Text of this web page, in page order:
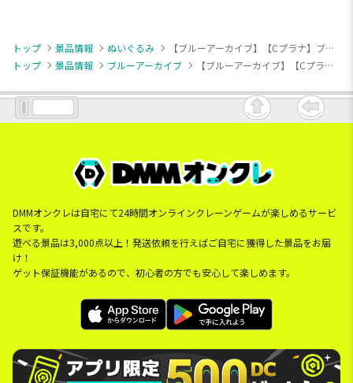
トップ 景品情報 ぬいぐるみ
【ブルーアーカイブ】【Cプラナ】ブルーアーカイブ ミニぬいぐるみVol.4（EX）
トップ
景品情報 ブルーアーカイブ 【ブルーアーカイブ】【Cプラナ】ブルーアーカイブ ミニぬいぐるみVol.4（EX）
DMMオンクレは自宅にて24時間オンラインクレーンゲームが楽しめるサービ
スです。
遊べる景品は3,000点以上！発送依頼を行えばご自宅に獲得した景品をお届
け！
ゲット保証機能があるので、初心者の方でも安心して楽しめます。